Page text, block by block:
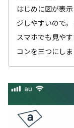
はじめに図が表
ジしやすいので。
スマホでも見や
コンを三つにしま